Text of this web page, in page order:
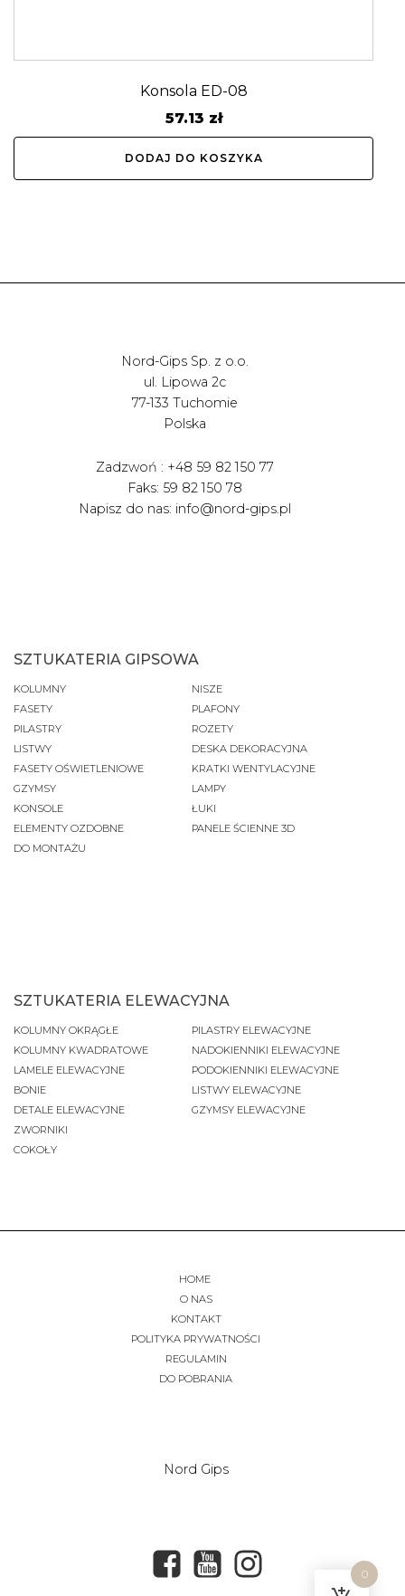
Konsola ED-08
57.13 zł
DODAJ DO KOSZYKA
Nord-Gips Sp. z o.o.
ul. Lipowa 2c
77-133 Tuchomie
Polska
Zadzwoń : +48 59 82 150 77
Faks: 59 82 150 78
Napisz do nas: info@nord-gips.pl
SZTUKATERIA GIPSOWA
KOLUMNY
FASETY
PILASTRY
LISTWY
FASETY OŚWIETLENIOWE
GZYMSY
KONSOLE
ELEMENTY OZDOBNE
DO MONTAŻU
NISZE
PLAFONY
ROZETY
DESKA DEKORACYJNA
KRATKI WENTYLACYJNE
LAMPY
ŁUKI
PANELE ŚCIENNE 3D
SZTUKATERIA ELEWACYJNA
KOLUMNY OKRĄGŁE
KOLUMNY KWADRATOWE
LAMELE ELEWACYJNE
BONIE
DETALE ELEWACYJNE
ZWORNIKI
COKOŁY
PILASTRY ELEWACYJNE
NADOKIENNIKI ELEWACYJNE
PODOKIENNIKI ELEWACYJNE
LISTWY ELEWACYJNE
GZYMSY ELEWACYJNE
HOME
O NAS
KONTAKT
POLITYKA PRYWATNOŚCI
REGULAMIN
DO POBRANIA
Nord Gips
0